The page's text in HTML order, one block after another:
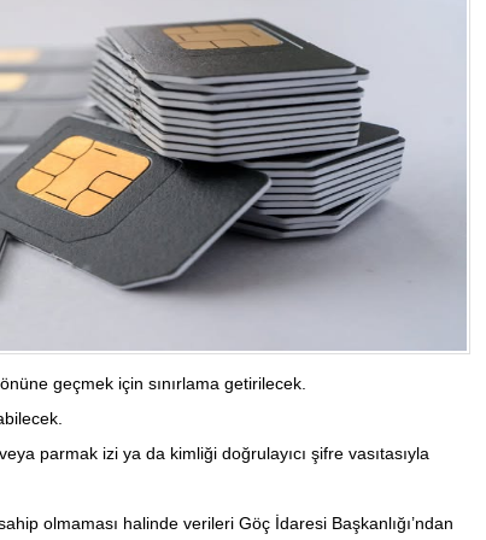
geçmek için sınırlama getirilecek.
parmak izi ya da kimliği doğrulayıcı şifre vasıtasıyla
olmaması halinde verileri Göç İdaresi Başkanlığı’ndan